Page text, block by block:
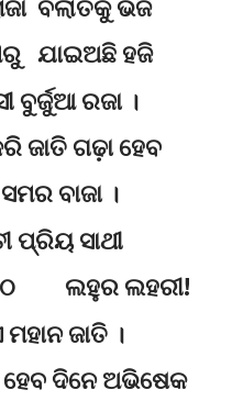
ବିଲାତକୁ ଭଜି
ଯାଇଅଛି ହଜି
ବୁର୍ଜୁଆ ରଜା ।
ଜାତି ଗଢ଼ା ହେବ
ବାଜା ।
ପ୍ରିୟ ସାଥୀ
ଲହୁର ଲହରୀ!
ଜାତି ।
ଦିନେ ଅଭିଷେକ